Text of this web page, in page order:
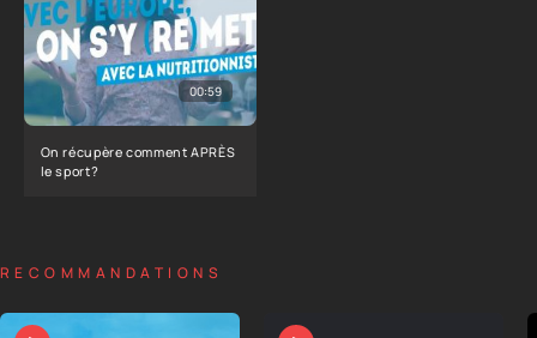
00:59
On récupère comment APRÈS
le sport?
RECOMMANDATIONS